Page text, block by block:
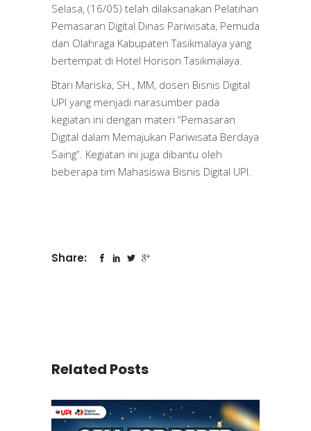
Selasa, (16/05) telah dilaksanakan Pelatihan
Pemasaran Digital Dinas Pariwisata, Pemuda
dan Olahraga Kabupaten Tasikmalaya yang
bertempat di Hotel Horison Tasikmalaya.
Btari Mariska, SH., MM, dosen Bisnis Digital
UPI yang menjadi narasumber pada
kegiatan ini dengan materi “Pemasaran
Digital dalam Memajukan Pariwisata Berdaya
Saing”. Kegiatan ini juga dibantu oleh
beberapa tim Mahasiswa Bisnis Digital UPI.
Share:
Related Posts